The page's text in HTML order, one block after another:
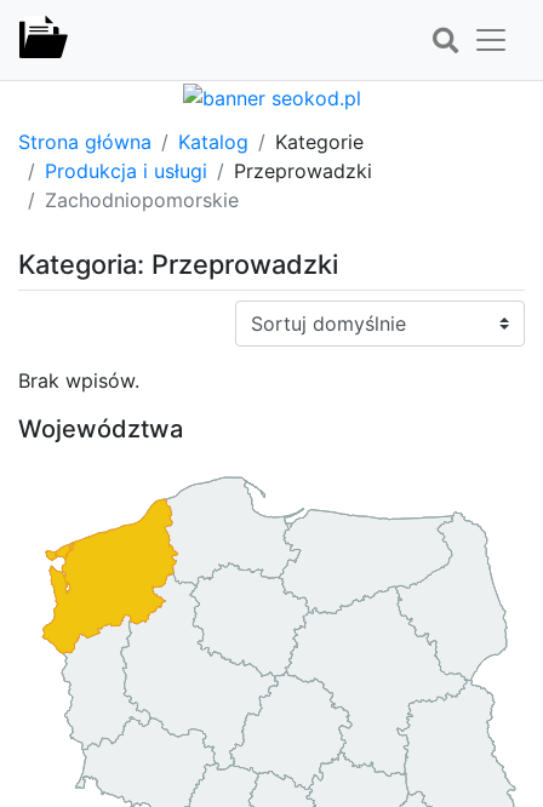
Strona główna Katalog
Kategorie
Produkcja i usługi
Przeprowadzki
Zachodniopomorskie
Kategoria: Przeprowadzki
Sortuj:
Brak wpisów.
Województwa